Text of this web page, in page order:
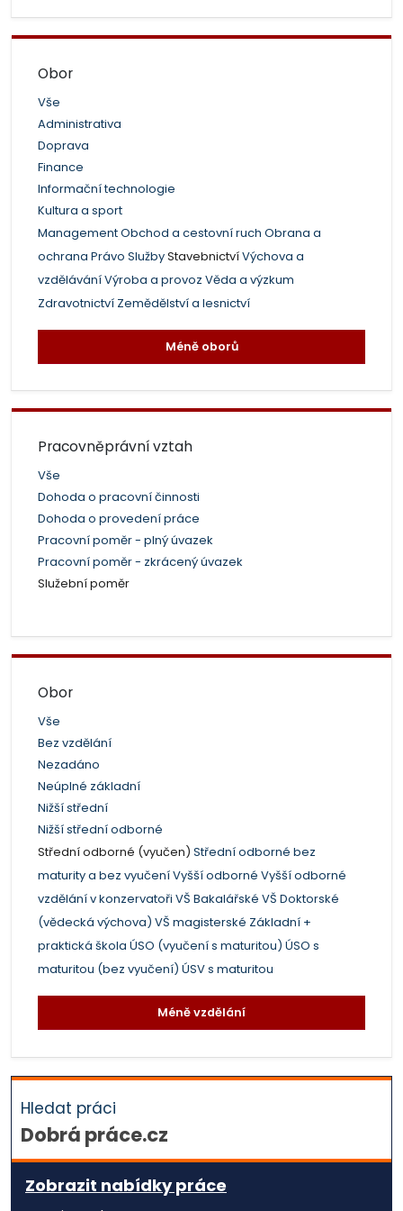
Obor
Vše
Administrativa
Doprava
Finance
Informační technologie
Kultura a sport
ManagementObchod a cestovní ruch Obrana a
ochrana Právo SlužbyStavebnictvíVýchova a
vzděláváníVýroba a provoz Věda a výzkum
Zdravotnictví Zemědělství a lesnictví
Méně oborů
Pracovněprávní vztah
Vše
Dohoda o pracovní činnosti
Dohoda o provedení práce
Pracovní poměr - plný úvazek
Pracovní poměr - zkrácený úvazek
Služební poměr
Obor
Vše
Bez vzdělání
Nezadáno
Neúplné základní
Nižší střední
Nižší střední odborné
Střední odborné (vyučen) Střední odborné bez
maturity a bez vyučeníVyšší odborné Vyšší odborné
vzdělání v konzervatoři VŠ Bakalářské VŠ Doktorské
(vědecká výchova) VŠ magisterské Základní +
praktická škola ÚSO (vyučení s maturitou) ÚSO s
maturitou (bez vyučení) ÚSV s maturitou
Méně vzdělání
Hledat práci
Dobrá práce.cz
Zobrazit nabídky práce